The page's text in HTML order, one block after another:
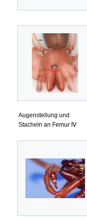
Augenstellung und
Stacheln an Femur Ⅳ